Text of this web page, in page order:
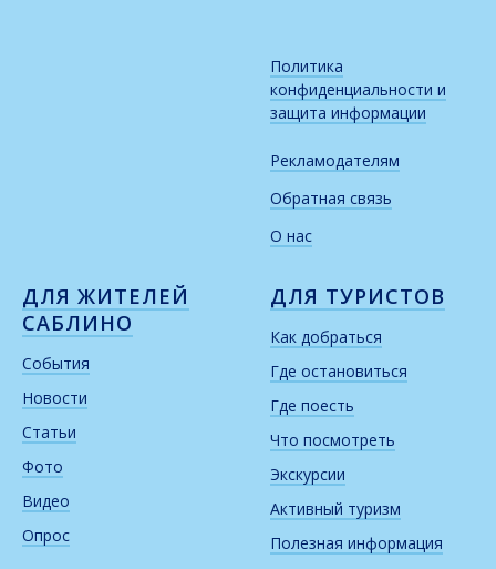
Политика
конфиденциальности и
защита информации
Рекламодателям
Обратная связь
О нас
ДЛЯ ЖИТЕЛЕЙ
САБЛИНО
События
Новости
Статьи
Фото
Видео
Опрос
ДЛЯ ТУРИСТОВ
Как добраться
Где остановиться
Где поесть
Что посмотреть
Экскурсии
Активный туризм
Полезная информация